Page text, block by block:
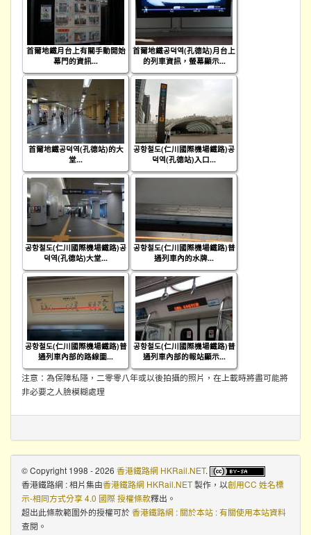
首爾地鐵月台上有關手動開始
幕門的資訊...
首爾地鐵공덕역(孔德站)月台上
的列車資訊，螢幕顯示...
首爾地鐵공덕역(孔德站)的大
堂...
공항철도(仁川國際機場鐵路)공
덕역(孔德站)入口...
공항철도(仁川國際機場鐵路)공
덕역(孔德站)大堂...
공항철도(仁川國際機場鐵路)普
通列車內的水牌...
공항철도(仁川國際機場鐵路)普
通列車內部的路線圖...
공항철도(仁川國際機場鐵路)普
通列車內部的報站顯示...
注意：為保障私隱，二零零八年或以後拍攝的照片，在上載時將盡可能將
非必要之人臉模糊處理
© Copyright 1998 - 2026 香港鐵路網 HKRail.NET.
香港鐵路網 : 相片集由香港鐵路網 HKRail.NET製作，以創用CC 姓名標
示-相同方式分享 4.0 國際 授權條款釋出。
超出此條款範圍外的授權可於香港鐵路網 : 關於本站 : 有關使用本站資料
查閱。